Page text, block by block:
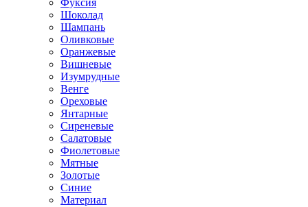
Фуксия
Шоколад
Шампань
Оливковые
Оранжевые
Вишневые
Изумрудные
Венге
Ореховые
Янтарные
Сиреневые
Салатовые
Фиолетовые
Мятные
Золотые
Синие
Материал